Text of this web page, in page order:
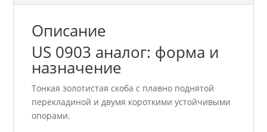
Описание
US 0903 аналог: форма и
назначение
Тонкая золотистая скоба с плавно поднятой
перекладиной и двумя короткими устойчивыми
опорами.